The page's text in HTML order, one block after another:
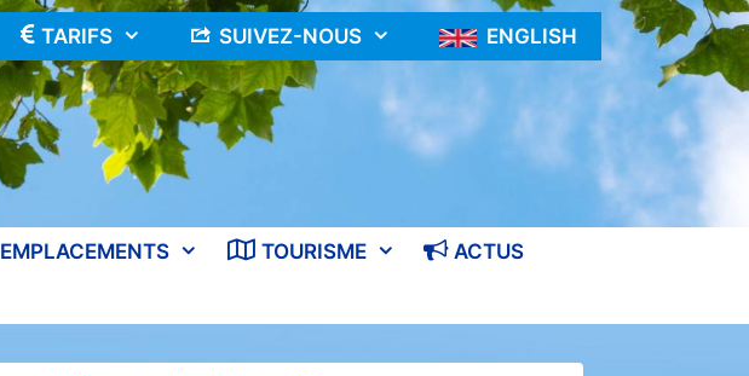
TARIFS SUIVEZ-NOUS ENGLISH
EMPLACEMENTS TOURISME
ACTUS